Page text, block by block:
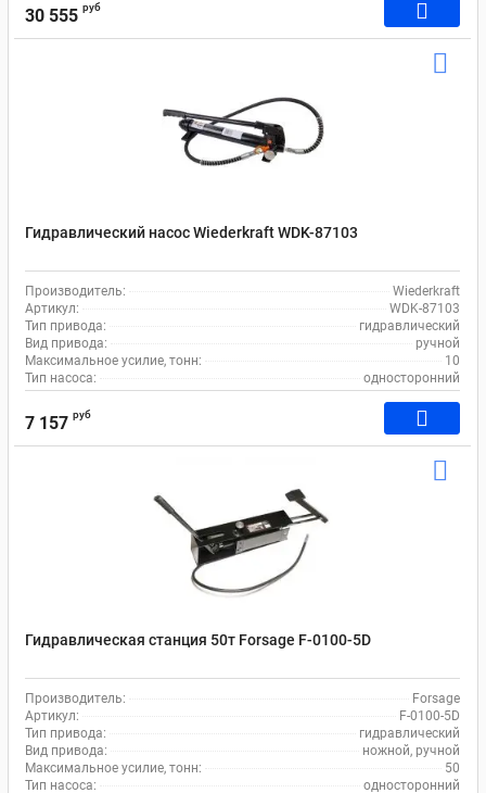
30 555 руб
Гидравлический насос Wiederkraft WDK-87103
Производитель:
Wiederkraft
Артикул:
WDK-87103
Тип привода:
гидравлический
Вид привода:
ручной
Максимальное усилие, тонн:
10
Тип насоса:
односторонний
7 157 руб
Гидравлическая станция 50т Forsage F-0100-5D
Производитель:
Forsage
Артикул:
F-0100-5D
Тип привода:
гидравлический
Вид привода:
ножной, ручной
Максимальное усилие, тонн:
50
Тип насоса:
односторонний